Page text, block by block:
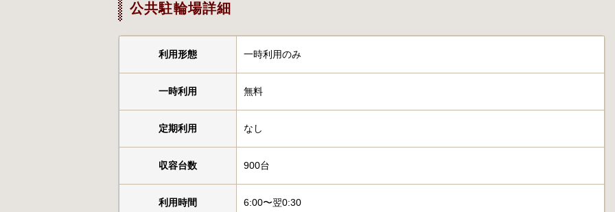
公共駐輪場詳細
利用形態 一時利用のみ
一時利用 無料
定期利用 なし
収容台数 900台
利用時間 6:00〜翌0:30